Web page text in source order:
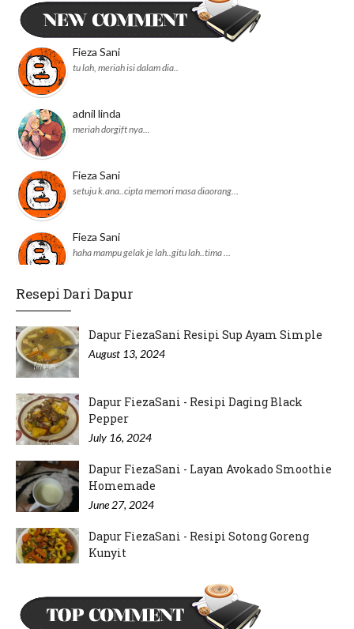
Minum Petang di Nyonya Cendol IOI
Puchong
Fieza Sani
tu lah, meriah isi dalam dia..
adnil linda
meriah dorgift nya...
Fieza Sani
setuju k.ana..cipta memori masa diaorang…
Fieza Sani
haha mampu gelak je lah..gitu lah..tima …
adnil linda
Resepi Dari Dapur
Dapur FiezaSani Resipi Sup Ayam Simple
August 13, 2024
Dapur FiezaSani - Resipi Daging Black
Pepper
July 16, 2024
Dapur FiezaSani - Layan Avokado Smoothie
Homemade
June 27, 2024
Dapur FiezaSani - Resipi Sotong Goreng
Kunyit
Dapur FiezaSani - Resipi Hati Ayam Goreng
Kunyit